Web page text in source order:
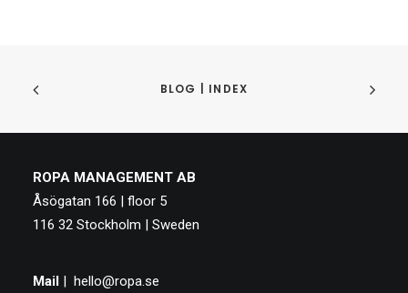
BLOG | INDEX
ROPA MANAGEMENT AB
Åsögatan 166 | floor 5
116 32 Stockholm | Sweden
Mail | hello@ropa.se